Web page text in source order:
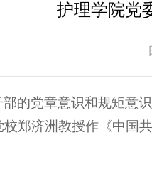
护理学院党
的党章意识和规矩意
郑济洲教授作《中国